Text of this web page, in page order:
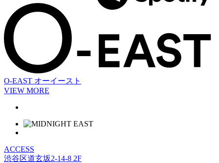
O-EAST オーイースト
VIEW MORE
ACCESS
渋谷区道玄坂2-14-8 2F